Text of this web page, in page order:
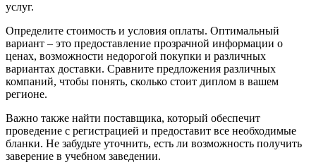
услуг.
Определите стоимость и условия оплаты. Оптимальный
вариант – это предоставление прозрачной информации о
ценах, возможности недорогой покупки и различных
вариантах доставки. Сравните предложения различных
компаний, чтобы понять, сколько стоит диплом в вашем
регионе.
Важно также найти поставщика, который обеспечит
проведение с регистрацией и предоставит все необходимые
бланки. Не забудьте уточнить, есть ли возможность получить
заверение в учебном заведении.